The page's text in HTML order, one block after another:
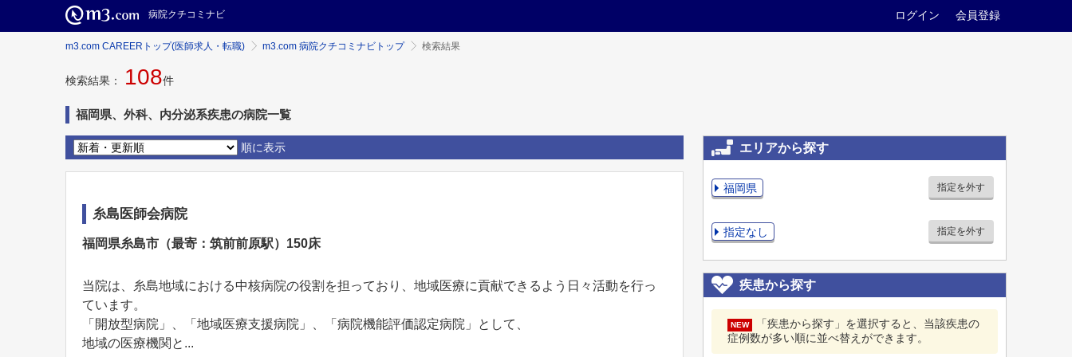
病院クチコミナビ ログイン 会員登録
m3.com CAREERトップ(医師求人・転職) m3.com 病院クチコミナビトップ 検索結果
検索結果： 108件
福岡県、外科、内分泌系疾患の病院一覧
順に表示
糸島医師会病院
福岡県糸島市（最寄：筑前前原駅）150床
当院は、糸島地域における中核病院の役割を担っており、地域医療に貢献できるよう日々活動を行っ
ています。
「開放型病院」、「地域医療支援病院」、「病院機能評価認定病院」として、
地域の医療機関と...
エリアから探す
福岡県 指定を外す
指定なし 指定を外す
疾患から探す
NEW
「疾患から探す」を選択すると、当該疾患の
症例数が多い順に並べ替えができます。